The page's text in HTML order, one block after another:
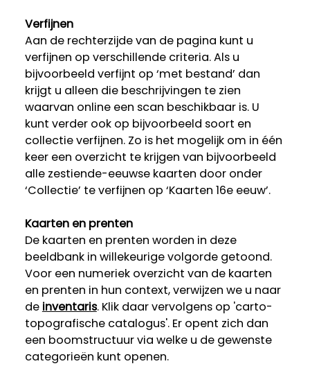
Verfijnen
Aan de rechterzijde van de pagina kunt u
verfijnen op verschillende criteria. Als u
bijvoorbeeld verfijnt op ‘met bestand’ dan
krijgt u alleen die beschrijvingen te zien
waarvan online een scan beschikbaar is. U
kunt verder ook op bijvoorbeeld soort en
collectie verfijnen. Zo is het mogelijk om in één
keer een overzicht te krijgen van bijvoorbeeld
alle zestiende-eeuwse kaarten door onder
‘Collectie’ te verfijnen op ‘Kaarten 16e eeuw’.
Kaarten en prenten
De kaarten en prenten worden in deze
beeldbank in willekeurige volgorde getoond.
Voor een numeriek overzicht van de kaarten
en prenten in hun context, verwijzen we u naar
de inventaris. Klik daar vervolgens op 'carto-
topografische catalogus'. Er opent zich dan
een boomstructuur via welke u de gewenste
categorieën kunt openen.